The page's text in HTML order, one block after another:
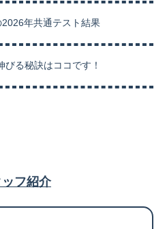
年共通テスト結果
る秘訣はココです！
ッフ紹介